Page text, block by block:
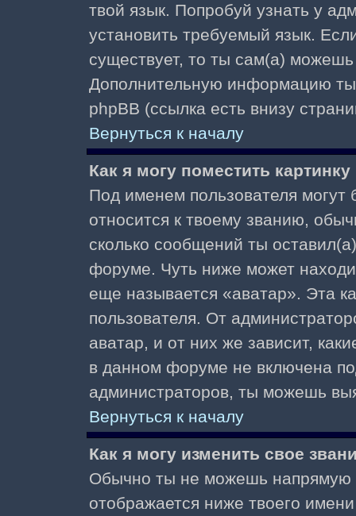
твой язык. Попробуй узнать у
установить требуемый язык.
существует, то ты сам(а)
Дополнительную информацию
phpBB (ссылка есть внизу
Вернуться к началу
Как я могу поместить
Под именем пользователя могут
относится к твоему званию,
сколько сообщений ты
форуме. Чуть ниже может
еще называется «аватар». Эта
пользователя. От
аватар, и от них же зависит,
в данном форуме не включена
администраторов, ты можешь
Вернуться к началу
Как я могу изменить свое
Обычно ты не можешь напрямую
отображается ниже твоего